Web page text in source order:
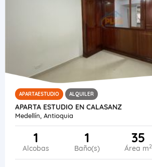
APARTAESTUDIO ALQUILER
APARTA ESTUDIO EN CALASANZ
Medellín, Antioquia
1
Alcobas
1
Baño(s)
35
Área m2